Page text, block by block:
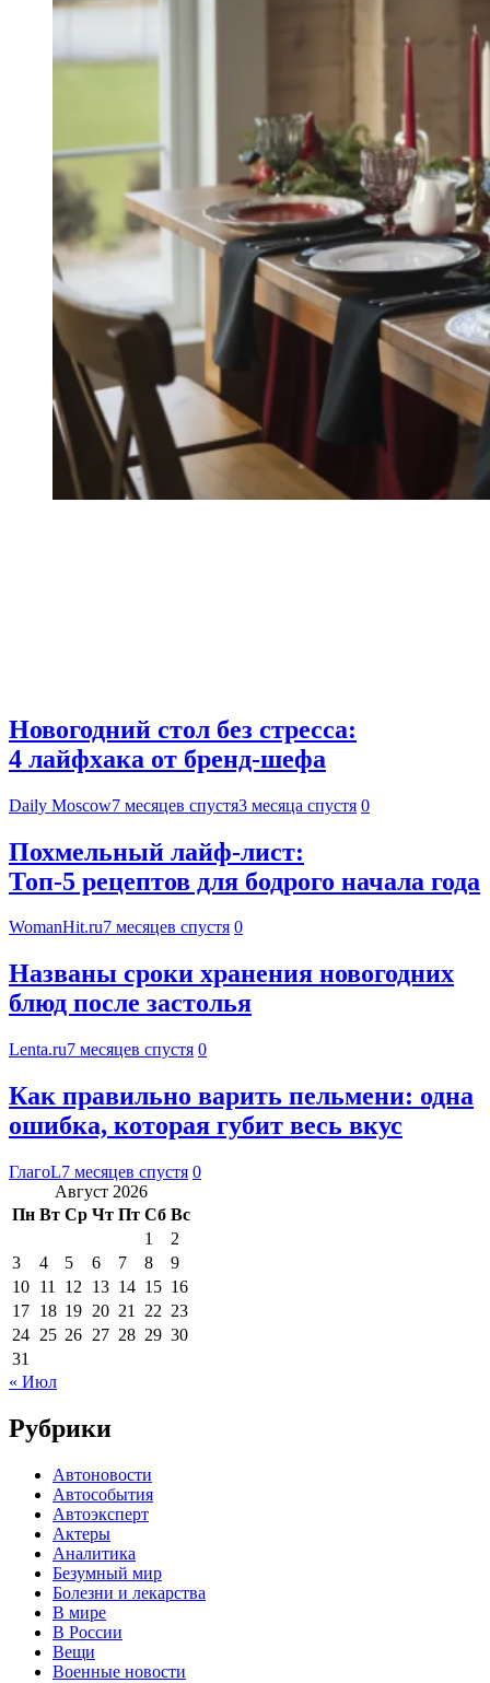
Новогодний стол без стресса:
4 лайфхака от бренд-шефа
Daily Moscow7 месяцев спустя3 месяца спустя 0
Похмельный лайф-лист:
Топ-5 рецептов для бодрого начала года
WomanHit.ru7 месяцев спустя 0
Названы сроки хранения новогодних
блюд после застолья
Lenta.ru7 месяцев спустя 0
Как правильно варить пельмени: одна
ошибка, которая губит весь вкус
ГлагоL7 месяцев спустя 0
Август 2026
Пн Вт Ср Чт Пт Сб Вс
1
2
3
4 5 6 7 8
9
10 11 12 13 14 15 16
17 18 19 20 21 22 23
24 25 26 27 28 29 30
31
« Июл
Рубрики
Автоновости
Автособытия
Автоэксперт
Актеры
Аналитика
Безумный мир
Болезни и лекарства
В мире
В России
Вещи
Военные новости